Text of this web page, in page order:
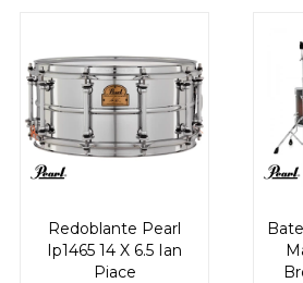
Redoblante Pearl
Ip1465 14 X 6.5 Ian
Piace